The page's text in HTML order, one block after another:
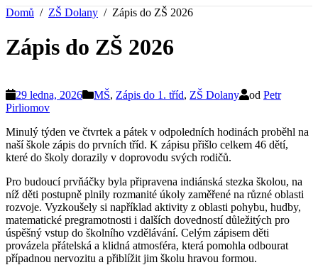
Domů ZŠ Dolany Zápis do ZŠ 2026
Zápis do ZŠ 2026
29 ledna, 2026 MŠ, Zápis do 1. tříd, ZŠ Dolany od Petr
Pirliomov
Minulý týden ve čtvrtek a pátek v odpoledních hodinách proběhl na
naší škole zápis do prvních tříd. K zápisu přišlo celkem 46 dětí,
které do školy dorazily v doprovodu svých rodičů.
Pro budoucí prvňáčky byla připravena indiánská stezka školou, na
níž děti postupně plnily rozmanité úkoly zaměřené na různé oblasti
rozvoje. Vyzkoušely si například aktivity z oblasti pohybu, hudby,
matematické pregramotnosti i dalších dovedností důležitých pro
úspěšný vstup do školního vzdělávání. Celým zápisem děti
provázela přátelská a klidná atmosféra, která pomohla odbourat
případnou nervozitu a přiblížit jim školu hravou formou.